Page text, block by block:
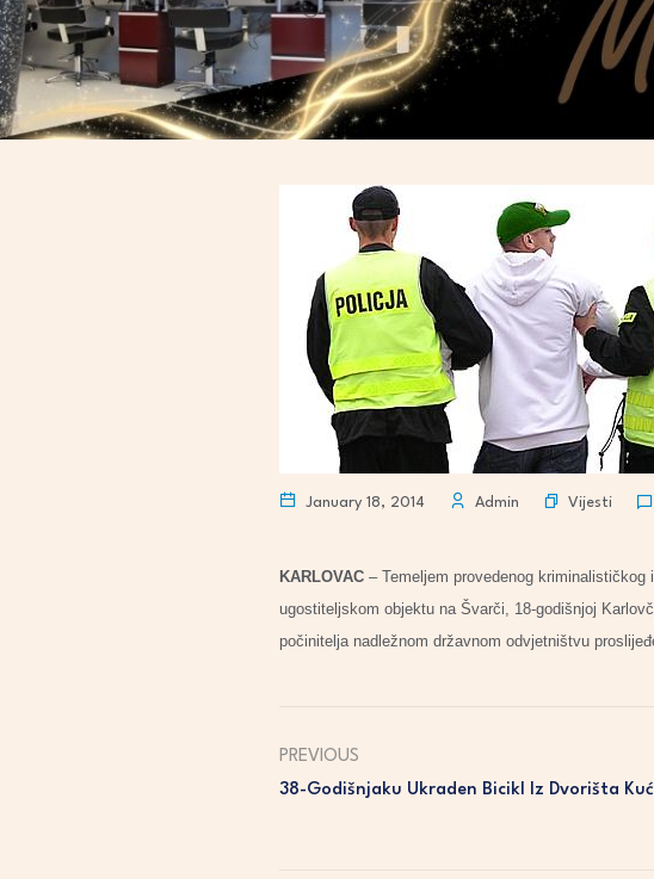
January 18, 2014 Admin Vijesti
KARLOVAC – Temeljem provedenog
ugostiteljskom objektu na Švarči, 18-godišnjoj
počinitelja nadležnom državnom odvjetništvu
PREVIOUS
38-Godišnjaku Ukraden Bicikl Iz Dvorišta